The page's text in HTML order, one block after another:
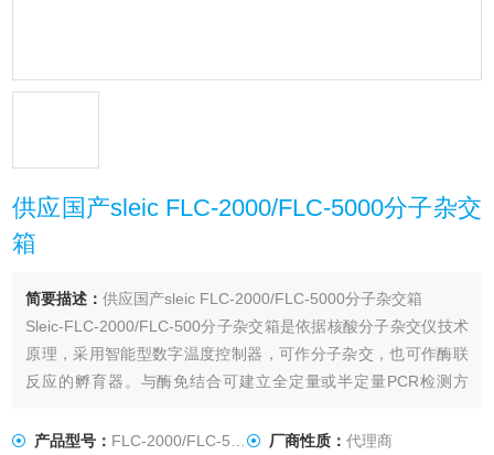
供应国产sleic FLC-2000/FLC-5000分子杂交
箱
简要描述：供应国产sleic FLC-2000/FLC-5000分子杂交箱
Sleic-FLC-2000/FLC-500分子杂交箱是依据核酸分子杂交仪技术
原理，采用智能型数字温度控制器，可作分子杂交，也可作酶联
反应的孵育器。与酶免结合可建立全定量或半定量PCR检测方
效果。
产品型号： FLC-2000/FLC-5000 厂商性质： 代理商